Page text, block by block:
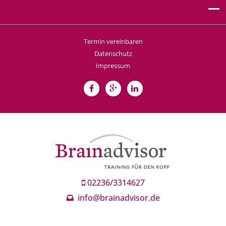
Termin vereinbaren
Datenschutz
Impressum
02236/3314627
info@brainadvisor.de